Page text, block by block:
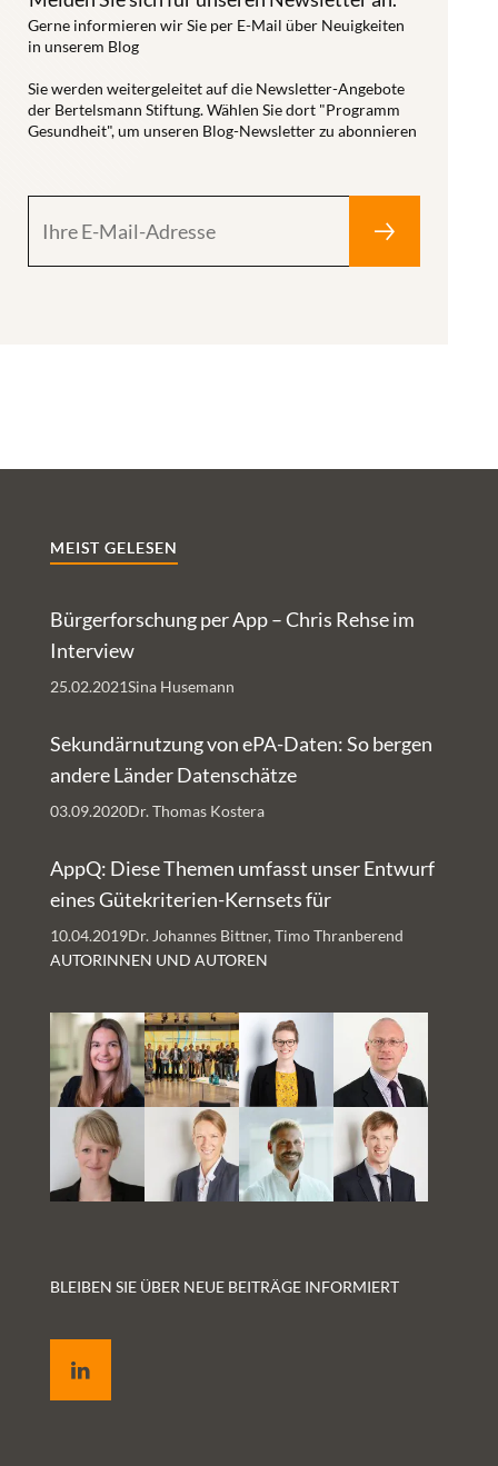
Gerne informieren wir Sie per E-Mail über Neuigkeiten
in unserem Blog
Sie werden weitergeleitet auf die Newsletter-Angebote
der Bertelsmann Stiftung. Wählen Sie dort "Programm
Gesundheit", um unseren Blog-Newsletter zu abonnieren
MEIST GELESEN
Bürgerforschung per App – Chris Rehse im
Interview
Sina Husemann
25.02.2021
Sekundärnutzung von ePA-Daten: So bergen
andere Länder Datenschätze
Dr. Thomas Kostera
03.09.2020
AppQ: Diese Themen umfasst unser Entwurf
eines Gütekriterien-Kernsets für
Gesundheits-AppsDr. Johannes Bittner, Timo Thranberend
10.04.2019
AUTORINNEN UND AUTOREN
BLEIBEN SIE ÜBER NEUE BEITRÄGE INFORMIERT